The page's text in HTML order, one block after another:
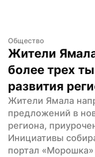
Общество
Жители
более трех
развития
Жители Ямала
предложений в
региона,
Инициативы
портал